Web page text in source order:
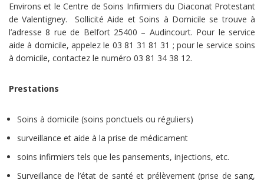
Environs et le Centre de Soins Infirmiers du Diaconat Protestant
de Valentigney. Sollicité Aide et Soins à Domicile se trouve à
l’adresse 8 rue de Belfort 25400 – Audincourt. Pour le service
aide à domicile, appelez le 03 81 31 81 31 ; pour le service soins
à domicile, contactez le numéro 03 81 34 38 12.
Prestations
Soins à domicile (soins ponctuels ou réguliers)
surveillance et aide à la prise de médicament
soins infirmiers tels que les pansements, injections, etc.
Surveillance de l’état de santé et prélèvement (prise de sang,